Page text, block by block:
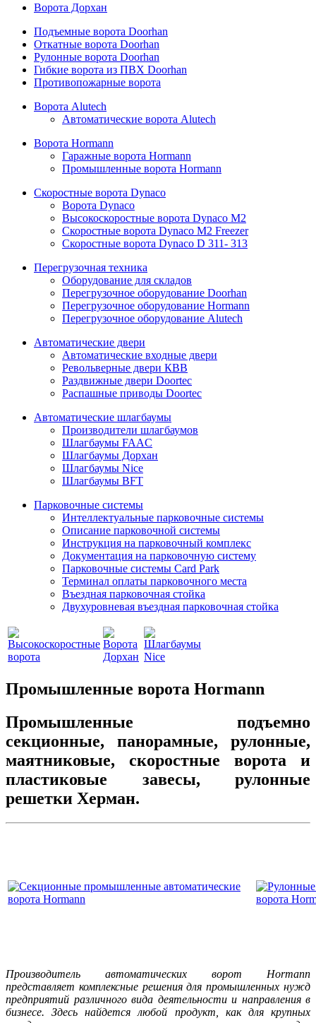
Ворота Дорхан
Подъемные ворота Doorhan
Откатные ворота Doorhan
Рулонные ворота Doorhan
Гибкие ворота из ПВХ Doorhan
Противопожарные ворота
Ворота Alutech
Автоматические ворота Alutech
Ворота Hormann
Гаражные ворота Hormann
Промышленные ворота Hormann
Скоростные ворота Dynaco
Ворота Dynaco
Высокоскоростные ворота Dynaco М2
Скоростные ворота Dynaco М2 Freezer
Скоростные ворота Dynaco D 311- 313
Перегрузочная техника
Оборудование для складов
Перегрузочное оборудование Doorhan
Перегрузочное оборудование Hormann
Перегрузочное оборудование Alutech
Автоматические двери
Автоматические входные двери
Револьверные двери КВВ
Раздвижные двери Doortec
Распашные приводы Doortec
Автоматические шлагбаумы
Производители шлагбаумов
Шлагбаумы FAAC
Шлагбаумы Дорхан
Шлагбаумы Nice
Шлагбаумы BFT
Парковочные системы
Интеллектуальные парковочные системы
Описание парковочной системы
Инструкция на парковочный комплекс
Документация на парковочную систему
Парковочные системы Card Park
Терминал оплаты парковочного места
Въездная парковочная стойка
Двухуровневая въездная парковочная стойка
Промышленные ворота Hormann
Промышленные подъемно
секционные, панорамные, рулонные,
маятниковые, скоростные ворота и
пластиковые завесы, рулонные
решетки Херман.
Производитель автоматических ворот Hormann
представляет комплексные решения для промышленных нужд
предприятий различного вида деятельности и направления в
бизнесе. Здесь найдется любой продукт, как для крупных